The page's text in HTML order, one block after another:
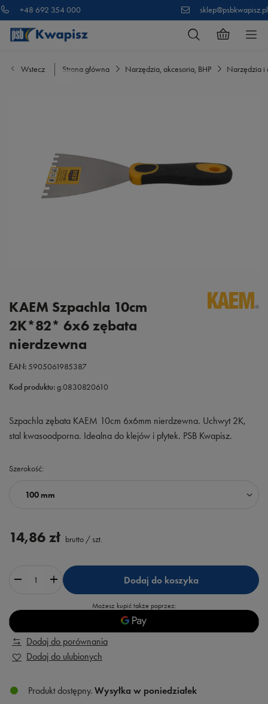
+48 692 354 000 sklep@psbkwapisz.pl
Wstecz Strona główna Narzędzia, akcesoria, BHP Narzędzia i
KAEM Szpachla 10cm
2K*82* 6x6 zębata
nierdzewna
EAN:5905061985387
Kod produktu:g.0830820610
Szpachla zębata KAEM 10cm 6x6mm nierdzewna. Uchwyt 2K,
stal kwasoodporna. Idealna do klejów i płytek. PSB Kwapisz.
Szerokość
100 mm
14,86 zł brutto / szt.
Dodaj do koszyka
Możesz kupić także poprzez:
Dodaj do porównania
Dodaj do ulubionych
Produkt dostępny Wysyłka w poniedziałek